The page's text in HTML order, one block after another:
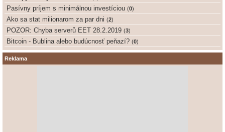
Pasívny príjem s minimálnou investíciou (0)
Ako sa stat milionarom za par dni (2)
POZOR: Chyba serverů EET 28.2.2019 (3)
Bitcoin - Bublina alebo budúcnosť peňazí? (0)
Reklama